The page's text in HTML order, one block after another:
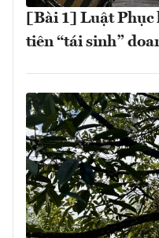
[Bài 1] Luật
tiên “tái sinh”